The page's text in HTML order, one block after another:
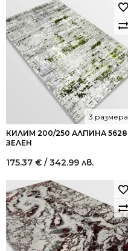
КИЛИМ 200/250 АЛПИНА 5628
ЗЕЛЕН
3 размера
175.37 € / 342.99 лв.